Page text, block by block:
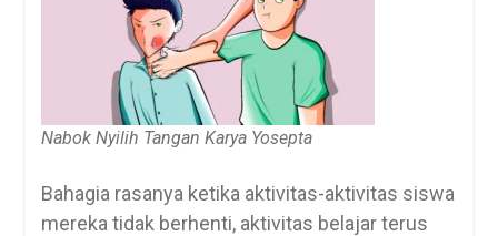
Nabok Nyilih Tangan Karya Yosepta
Bahagia rasanya ketika aktivitas-aktivitas siswa
mereka tidak berhenti, aktivitas belajar terus